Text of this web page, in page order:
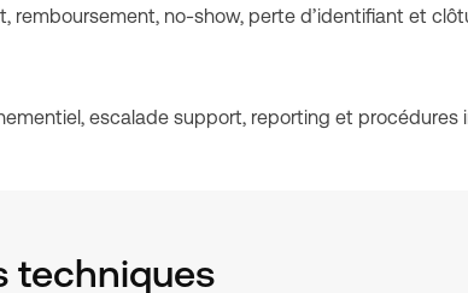
remboursement, no-show, perte d’identifiant et
escalade support, reporting et procédures
techniques